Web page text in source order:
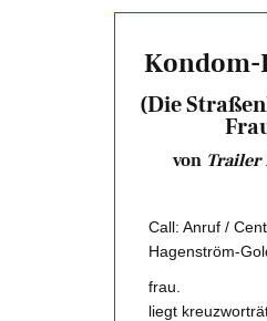
(Die
von Trailer
Call: Anruf /
Hagenström-
frau.
liegt